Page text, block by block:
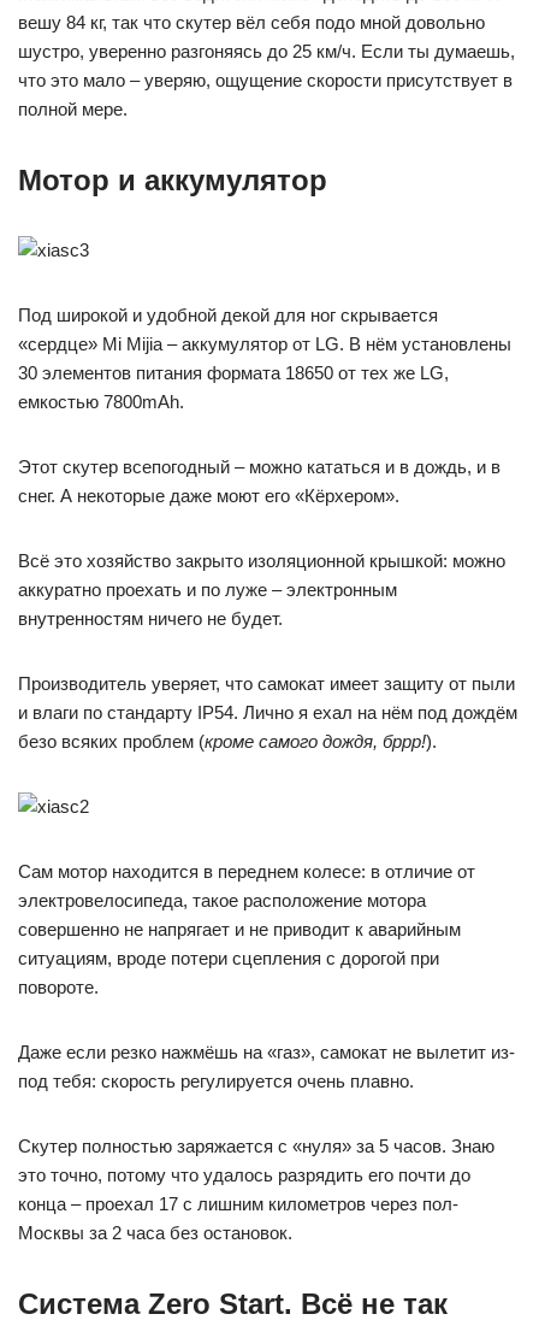
вешу 84 кг, так что скутер вёл себя подо мной довольно
шустро, уверенно разгоняясь до 25 км/ч. Если ты думаешь,
что это мало – уверяю, ощущение скорости присутствует в
полной мере.
Мотор и аккумулятор
Под широкой и удобной декой для ног скрывается
«сердце» Mi Mijia – аккумулятор от LG. В нём установлены
30 элементов питания формата 18650 от тех же LG,
емкостью 7800mAh.
Этот скутер всепогодный – можно кататься и в дождь, и в
снег. А некоторые даже моют его «Кёрхером».
Всё это хозяйство закрыто изоляционной крышкой: можно
аккуратно проехать и по луже – электронным
внутренностям ничего не будет.
Производитель уверяет, что самокат имеет защиту от пыли
и влаги по стандарту IP54. Лично я ехал на нём под дождём
безо всяких проблем (кроме самого дождя, бррр!).
Сам мотор находится в переднем колесе: в отличие от
электровелосипеда, такое расположение мотора
совершенно не напрягает и не приводит к аварийным
ситуациям, вроде потери сцепления с дорогой при
повороте.
Даже если резко нажмёшь на «газ», самокат не вылетит из-
под тебя: скорость регулируется очень плавно.
Скутер полностью заряжается с «нуля» за 5 часов. Знаю
это точно, потому что удалось разрядить его почти до
конца – проехал 17 с лишним километров через пол-
Москвы за 2 часа без остановок.
Система Zero Start. Всё не так